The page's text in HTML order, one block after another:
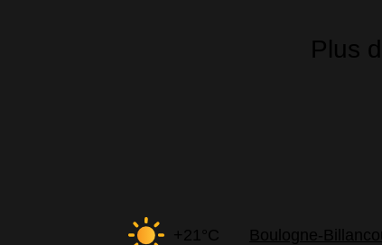
Plus
+21°C Boulogne-